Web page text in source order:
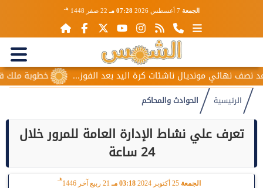
الجمعة 7 أغسطس 2026 07:28 مـ 22 صفر 1448 هـ
خطوبة ملك قورة نهائي مونديال ناشئات كرة اليد بعد الفوز...
الرئيسية الحوادث والمحاكم
تعرف علي نشاط الإدارة العامة للمرور خلال
24 ساعة
الجمعة 03:18 مـ 21 ربيع آخر 1446
هـ